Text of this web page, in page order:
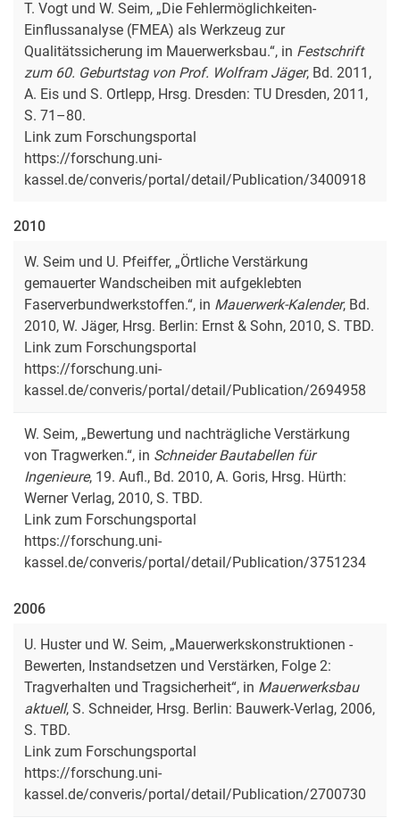
T. Vogt und W. Seim, „Die Fehlermöglichkeiten-
Einflussanalyse (FMEA) als Werkzeug zur
Qualitätssicherung im Mauerwerksbau.“, in Festschrift
zum 60. Geburtstag von Prof. Wolfram Jäger, Bd. 2011,
A. Eis und S. Ortlepp, Hrsg. Dresden: TU Dresden, 2011,
S. 71–80.
Link zum Forschungsportal
https://forschung.uni-
kassel.de/converis/portal/detail/Publication/3400918
2010
W. Seim und U. Pfeiffer, „Örtliche Verstärkung
gemauerter Wandscheiben mit aufgeklebten
Faserverbundwerkstoffen.“, in Mauerwerk-Kalender, Bd.
2010, W. Jäger, Hrsg. Berlin: Ernst & Sohn, 2010, S. TBD.
Link zum Forschungsportal
https://forschung.uni-
kassel.de/converis/portal/detail/Publication/2694958
W. Seim, „Bewertung und nachträgliche Verstärkung
von Tragwerken.“, in Schneider Bautabellen für
Ingenieure, 19. Aufl., Bd. 2010, A. Goris, Hrsg. Hürth:
Werner Verlag, 2010, S. TBD.
Link zum Forschungsportal
https://forschung.uni-
kassel.de/converis/portal/detail/Publication/3751234
2006
U. Huster und W. Seim, „Mauerwerkskonstruktionen -
Bewerten, Instandsetzen und Verstärken, Folge 2:
Tragverhalten und Tragsicherheit“, in Mauerwerksbau
aktuell, S. Schneider, Hrsg. Berlin: Bauwerk-Verlag, 2006,
S. TBD.
Link zum Forschungsportal
https://forschung.uni-
kassel.de/converis/portal/detail/Publication/2700730